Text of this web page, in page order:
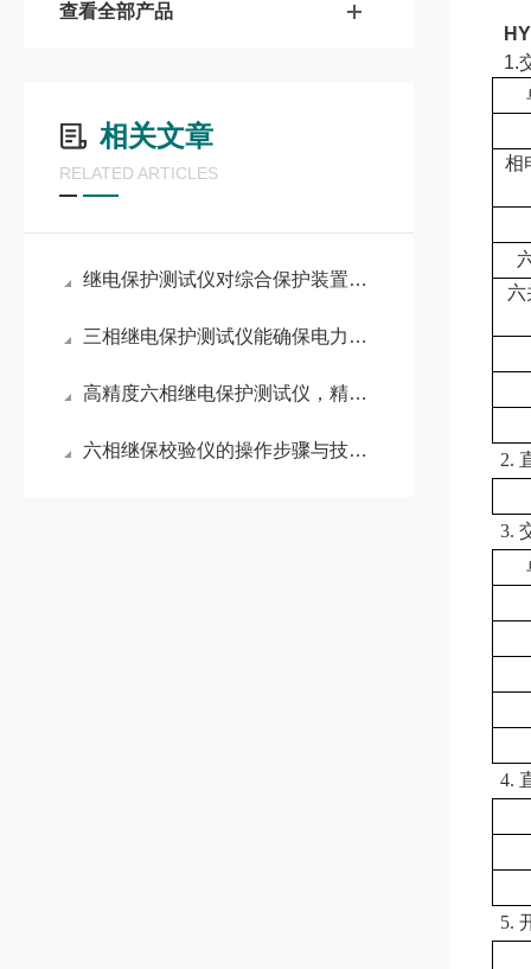
查看全部产品
相关文章
RELATED ARTICLES
继电保护测试仪对综合保护装置的全功能校验流程
三相继电保护测试仪能确保电力设备的安全与稳定
高精度六相继电保护测试仪，精准诊断电力故障
六相继保校验仪的操作步骤与技术要点
1.
相
六
2.
3.
4.
5.